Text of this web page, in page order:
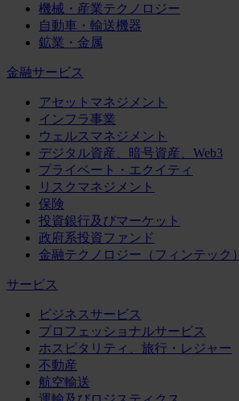
機械・産業テクノロジー
自動車・輸送機器
鉱業・金属
金融サービス
アセットマネジメント
インフラ事業
ウェルスマネジメント
デジタル資産、暗号資産、Web3
プライベート・エクイティ
リスクマネジメント
保険
投資銀行及びマーケット
政府系投資ファンド
金融テクノロジー（フィンテック）
サービス
ビジネスサービス
プロフェッショナルサービス
ホスピタリティ、旅行・レジャー
不動産
航空輸送